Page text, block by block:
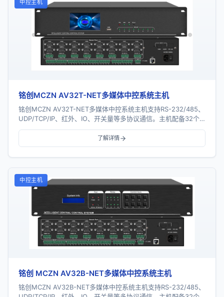
中控主机
铭创MCZN AV32T-NET多媒体中控系统主机
铭创MCZN AV32T-NET多媒体中控系统主机支持RS-232/485、
UDP/TCP/IP、红外、IO、开关量等多协议通信。主机配备32个
串口、16个红外...
了解详情
中控主机
铭创 MCZN AV32B-NET多媒体中控系统主机
铭创MCZN AV32B-NET多媒体中控系统主机支持RS-232/485、